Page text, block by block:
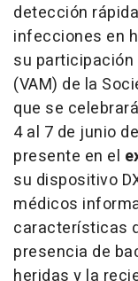
detección
infecciones en
su participación
(VAM) de la
que se
4 al 7 de junio
presente en el
su dispositivo
médicos
características
presencia de
heridas y la